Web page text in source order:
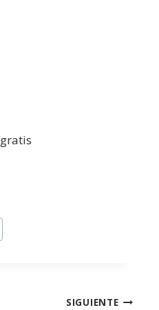
gratis
SIGUIENTE